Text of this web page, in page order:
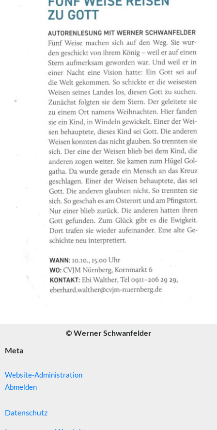
© Werner Schwanfelder
Meta
Website-Administration
Abmelden
Datenschutz